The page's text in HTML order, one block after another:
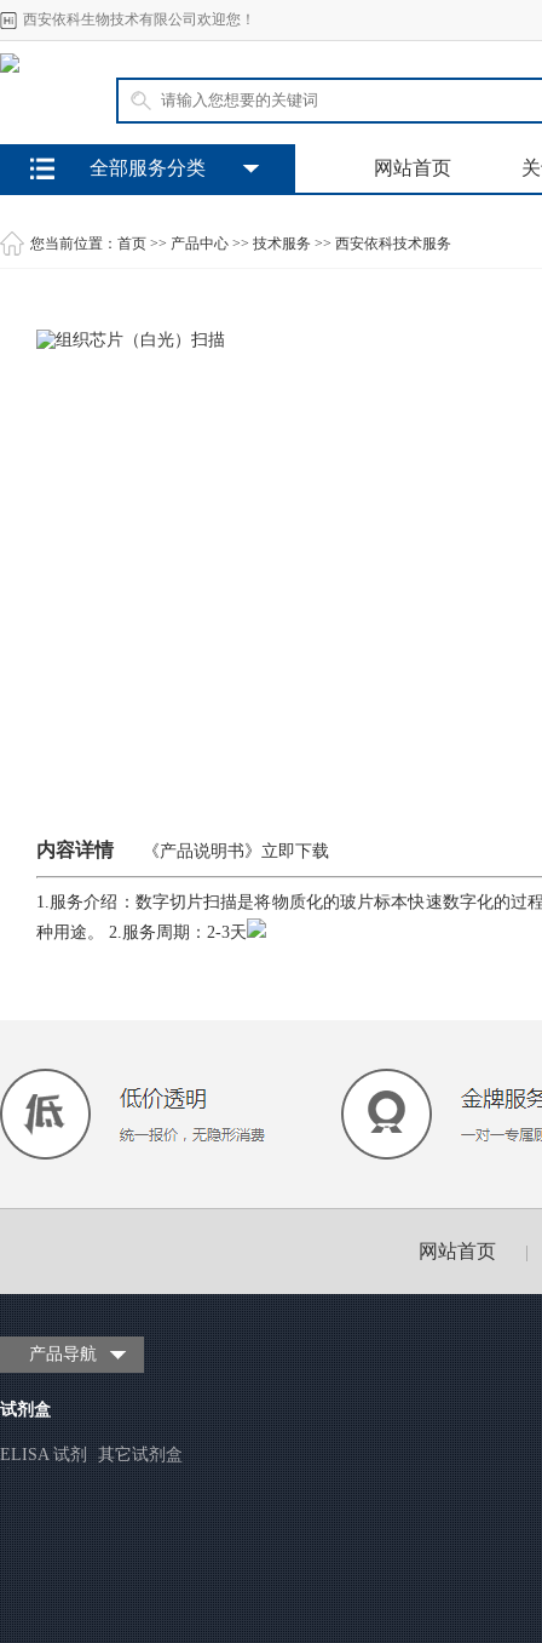
西安依科生物技术有限公司欢迎您！
网站首页
全部服务分类
您当前位置： 首页 >> 产品中心 >> 技术服务 >> 西安依科技术服务
内容详情《产品说明书》 立即下载
1.服务介绍：数字切片扫描是将物质化的玻片标本快速数字化的
种用途。 2.服务周期：2-3天
网站首页
产品导航
试剂盒
ELISA 试剂
盒
其它试剂盒